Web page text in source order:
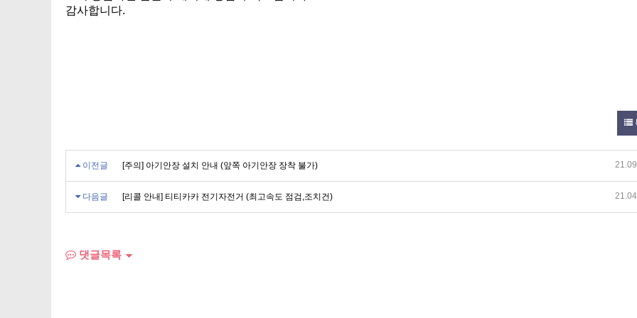
감사합니다.
이전글 [주의] 아기안장 설치 안내 (앞쪽 아기안장 장착 불가)
다음글 [리콜 안내] 티티카카 전기자전거 (최고속도 점검,조치건)
댓글목록